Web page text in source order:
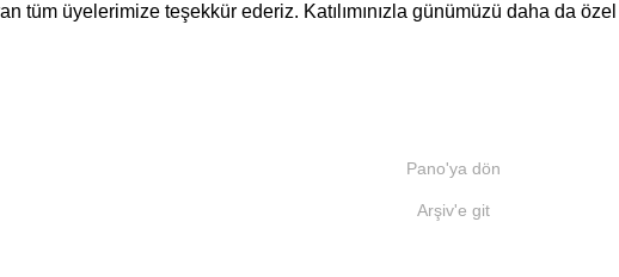
tüm üyelerimize teşekkür ederiz. Katılımınızla günümüzü daha da özel
Pano'ya dön
Arşiv'e git